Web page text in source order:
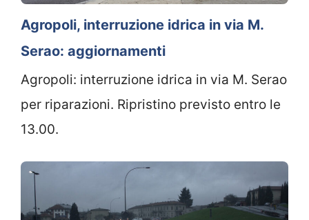
Agropoli, interruzione idrica in via M.
Serao: aggiornamenti
Agropoli: interruzione idrica in via M. Serao
per riparazioni. Ripristino previsto entro le
13.00.